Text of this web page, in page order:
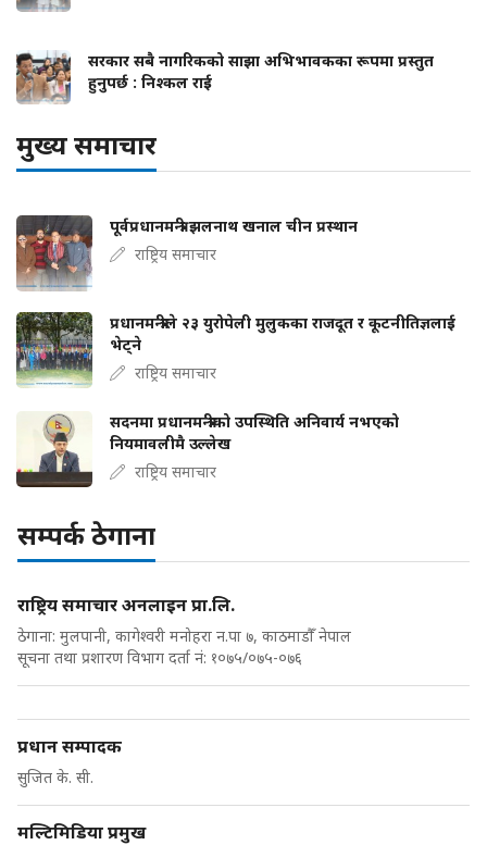
सरकार सबै नागरिकको साझा अभिभावकका रूपमा प्रस्तुत
हुनुपर्छ : निश्कल राई
मुख्य समाचार
पूर्वप्रधानमन्त्री झलनाथ खनाल चीन प्रस्थान
राष्ट्रिय समाचार
प्रधानमन्त्रीले २३ युरोपेली मुलुकका राजदूत र कूटनीतिज्ञलाई
भेट्ने
राष्ट्रिय समाचार
सदनमा प्रधानमन्त्रीको उपस्थिति अनिवार्य नभएको
नियमावलीमै उल्लेख
राष्ट्रिय समाचार
सम्पर्क ठेगाना
राष्ट्रिय समाचार अनलाइन प्रा.लि.
ठेगाना: मुलपानी, कागेश्वरी मनोहरा न.पा ७, काठमाडौँ नेपाल
सूचना तथा प्रशारण विभाग दर्ता नं: १०७५/०७५-०७६
प्रधान सम्पादक
सुजित के. सी.
मल्टिमिडिया प्रमुख